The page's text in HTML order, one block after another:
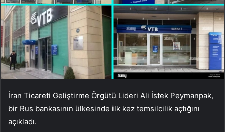
İran Ticareti Geliştirme Örgütü Lideri Ali İstek Peymanpak,
bir Rus bankasının ülkesinde ilk kez temsilcilik açtığını
açıkladı.